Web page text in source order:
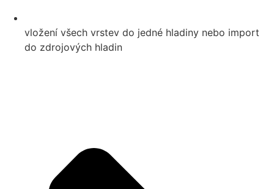
vložení všech vrstev do jedné hladiny nebo import
do zdrojových hladin